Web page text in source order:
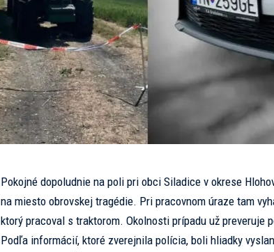
Pokojné dopoludnie na poli pri obci Siladice v okrese
na miesto obrovskej tragédie. Pri pracovnom úraze tam
ktorý pracoval s traktorom. Okolnosti prípadu už preveruje
Podľa informácií, ktoré zverejnila polícia, boli hliadky